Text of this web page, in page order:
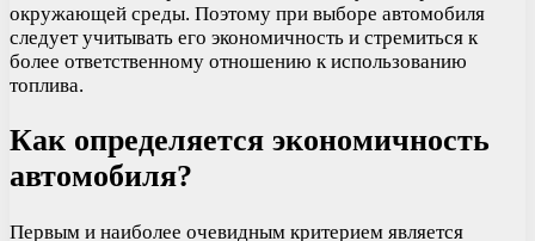
окружающей среды. Поэтому при выборе автомобиля
следует учитывать его экономичность и стремиться к
более ответственному отношению к использованию
топлива.
Как определяется экономичность
автомобиля?
Первым и наиболее очевидным критерием является